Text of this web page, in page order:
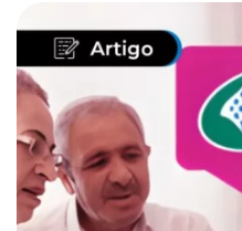
benefícios
crédito fácil
últimas notícias
ferramentas